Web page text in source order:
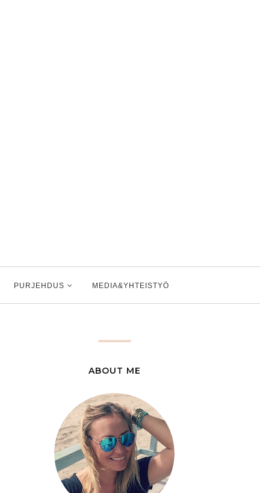
PURJEHDUS MEDIA&YHTEISTYÖ
ABOUT ME